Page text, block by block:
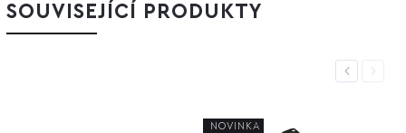
SOUVISEJÍCÍ PRODUKTY
Previous
NOVINKA
Next